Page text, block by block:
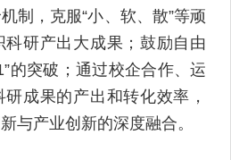
制，克服“小、软、散”等顽
研产出大成果；鼓励自由
的突破；通过校企合作、运
成果的产出和转化效率，
与产业创新的深度融合。